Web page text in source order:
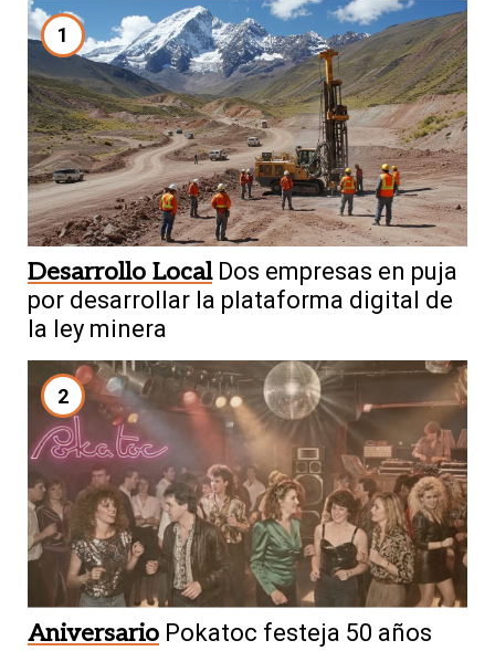
1
Desarrollo Local Dos empresas en puja
por desarrollar la plataforma digital de
la ley minera
2
Aniversario Pokatoc festeja 50 años